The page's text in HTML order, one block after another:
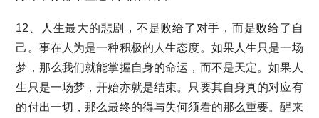
12、人生最大的悲剧，不是败给了对手，而是败给了自
己。事在人为是一种积极的人生态度。如果人生只是一场
梦，那么我们就能掌握自身的命运，而不是天定。如果人
生只是一场梦，开始亦就是结束。只要其自身真的对应有
的付出一切，那么最终的得与失何须看的那么重要。醒来